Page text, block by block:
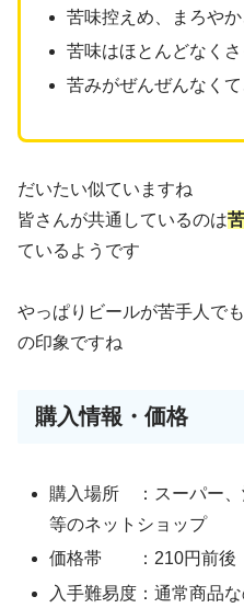
苦味控えめ、まろや
苦味はほとんどなく
苦みがぜんぜんなく
だいたい似ていますね
皆さんが共通しているのは
ているようです
やっぱりビールが苦手人で
の印象ですね
購入情報・価格
購入場所 ：スーパー、
等のネットショップ
価格帯 ：210円前後（
入手難易度：通常商品